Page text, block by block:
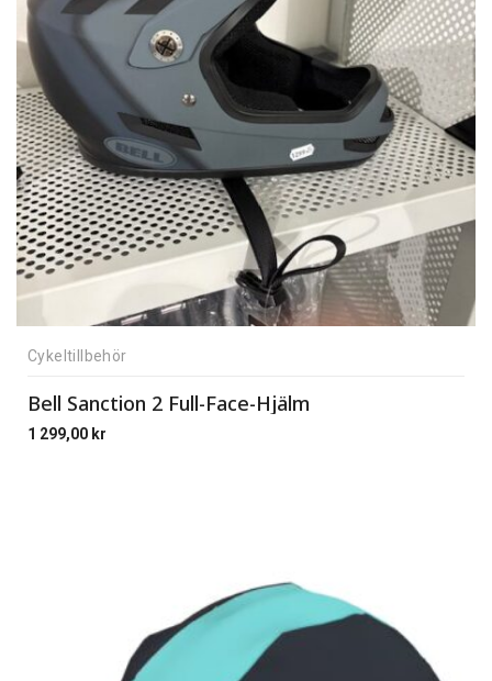
Cykeltillbehör
Bell Sanction 2 Full-Face-Hjälm
1 299,00 kr